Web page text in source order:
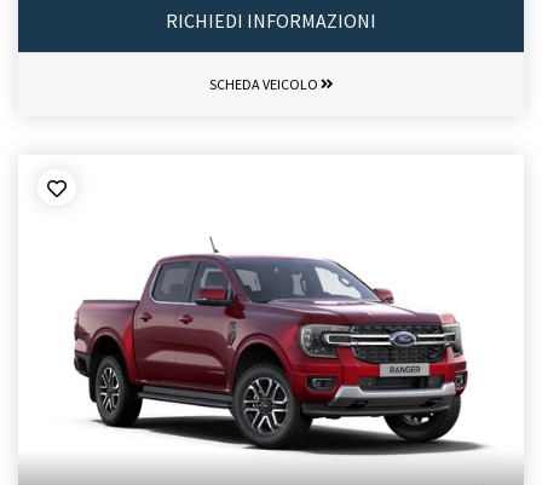
RICHIEDI INFORMAZIONI
SCHEDA VEICOLO